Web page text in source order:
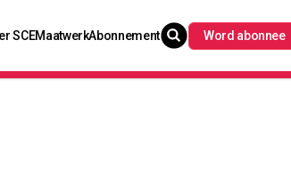
SCEMaatwerkAbonnement Word abonnee